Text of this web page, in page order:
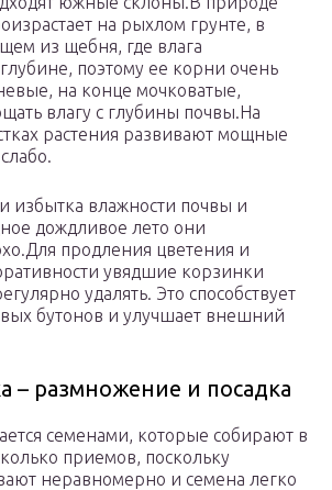
на рыхлом грунте, в
из щебня, где влага
поэтому ее корни очень
на конце мочковатые,
влагу с глубины почвы.На
растения развивают мощные
избытка влажности почвы и
дождливое лето они
продления цветения и
увядшие корзинки
удалять. Это способствует
бутонов и улучшает внешний
– размножение и посадка
семенами, которые собирают в
приемов, поскольку
неравномерно и семена легко